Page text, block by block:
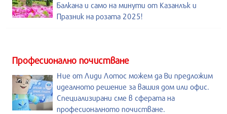
Балкана и само на минути от Казанлък и
Празник на розата 2025!
Професионално почистване
Ние от Лиди Лотос можем да Ви предложим
идеалното решение за вашия дом или офис.
Специализирани сме в сферата на
професионалното почистване.